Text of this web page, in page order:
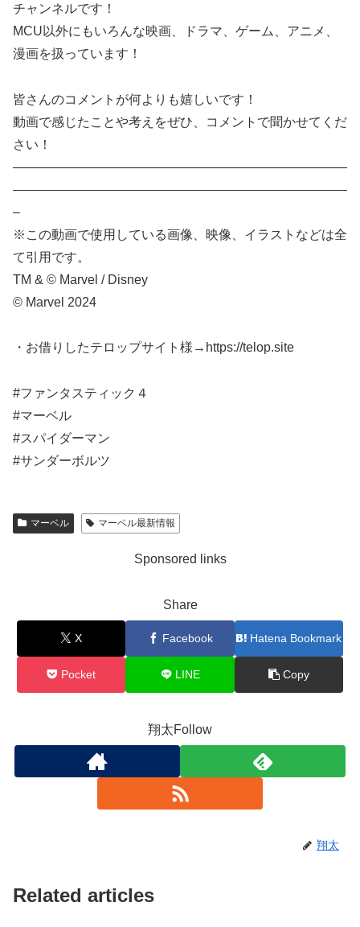
チャンネルです！
MCU以外にもいろんな映画、ドラマ、ゲーム、アニメ、
漫画を扱っています！
皆さんのコメントが何よりも嬉しいです！
動画で感じたことや考えをぜひ、コメントで聞かせてくだ
さい！
——————————————————————————
——————————————————————————
–
※この動画で使用している画像、映像、イラストなどは全
て引用です。
TM & © Marvel / Disney
©︎ Marvel 2024
・お借りしたテロップサイト様→https://telop.site
#ファンタスティック４
#マーベル
#スパイダーマン
#サンダーボルツ
マーベル マーベル最新情報
Sponsored links
Share
X Facebook Hatena Bookmark
Pocket LINE Copy
翔太Follow
翔太
Related articles